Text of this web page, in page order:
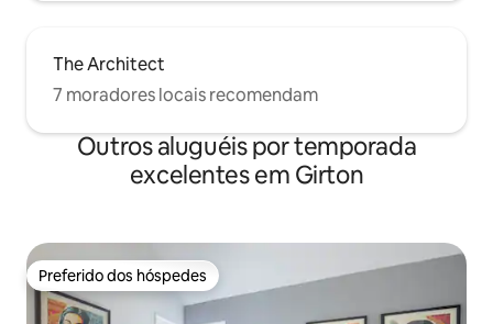
The Architect
7 moradores locais recomendam
Outros aluguéis por temporada
excelentes em Girton
Preferido dos hóspedes
Preferido dos hóspedes